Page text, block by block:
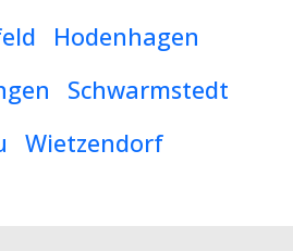
Hodenhagen
Schwarmstedt
Wietzendorf